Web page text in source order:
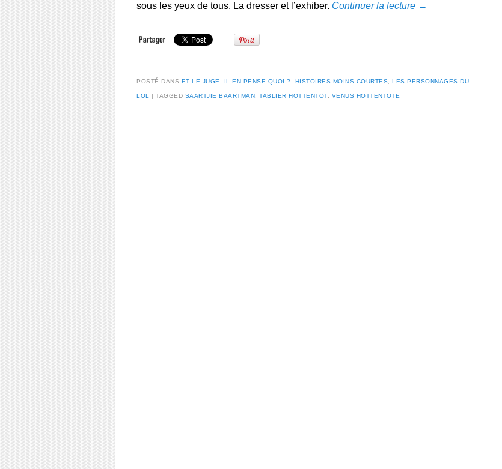
sous les yeux de tous. La dresser et l’exhiber. Continuer la lecture →
POSTÉ DANS ET LE JUGE, IL EN PENSE QUOI ?, HISTOIRES MOINS COURTES, LES PERSONNAGES DU
LOL TAGGED SAARTJIE BAARTMAN, TABLIER HOTTENTOT, VENUS HOTTENTOTE